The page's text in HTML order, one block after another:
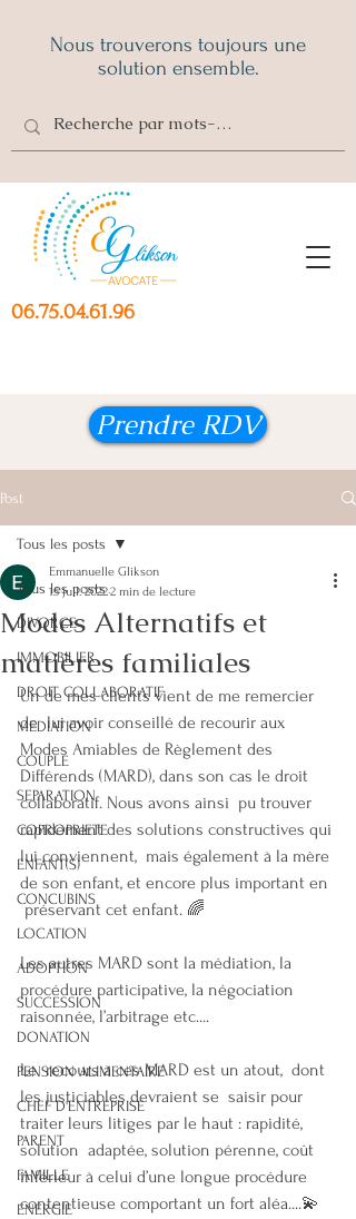
06.75.04.61.96
Nous trouverons toujours une
solution ensemble.
Prendre RDV
Post
Tous les posts
DIVORCE
IMMOBILIER
DROIT COLLABORATIF
MEDIATION
COUPLE
SEPARATION
COPROPRIETE
ENFANT(S)
CONCUBINS
LOCATION
ADOPTION
SUCCESSION
DONATION
PENSION ALIMENTAIRE
CHEF D'ENTREPRISE
PARENT
FAMILLE
ENERGIE
Tous les posts
Modes Alternatifs et
matières familiales
Emmanuelle Glikson
15 juil. 20222 min de lecture
Un de mes clients vient de me remercier
de  lui avoir conseillé de recourir aux
Modes Amiables de Règlement des
Différends (MARD), dans son cas le droit
collaboratif. Nous avons ainsi  pu trouver
rapidement des solutions constructives qui
lui conviennent,  mais également à la mère
de son enfant, et encore plus important en
préservant cet enfant. 🌈
Les autres MARD sont la médiation, la
procédure participative, la négociation
raisonnée, l’arbitrage etc....
Le  recours à ces MARD est un atout,  dont
les justiciables devraient se  saisir pour
traiter leurs litiges par le haut : rapidité,
solution  adaptée, solution pérenne, coût
inférieur à celui d’une longue procédure
contentieuse comportant un fort aléa....💫